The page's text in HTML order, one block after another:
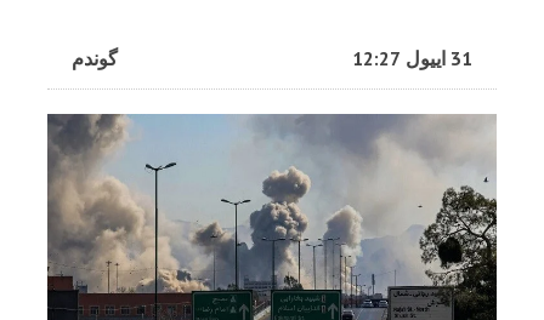
گوندم 31 اییول 12:27